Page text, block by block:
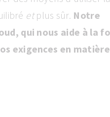
etplus sûr. Notre
qui nous aide à la
exigences en